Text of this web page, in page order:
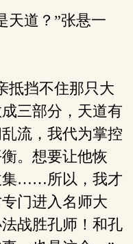
道？”张悬一
挡不住那只大
三部分，天道有
流，我代为掌控
。想要让他恢
集……所以，我才
门进入名师大
战胜孔师！和孔